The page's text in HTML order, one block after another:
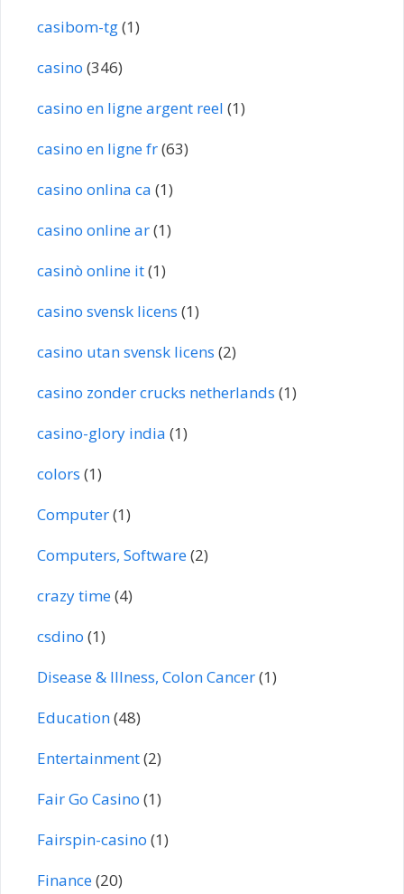
casibom-tg(1)
casino (346)
casino en ligne argent reel (1)
casino en ligne fr(63)
casino onlina ca (1)
casino online ar(1)
casinò online it(1)
casino svensk licens (1)
casino utan svensk licens (2)
casino zonder crucks netherlands (1)
casino-glory india (1)
colors (1)
Computer(1)
Computers, Software(2)
crazy time(4)
csdino (1)
Disease & Illness, Colon Cancer(1)
Education(48)
Entertainment(2)
Fair Go Casino (1)
Fairspin-casino (1)
Finance(20)